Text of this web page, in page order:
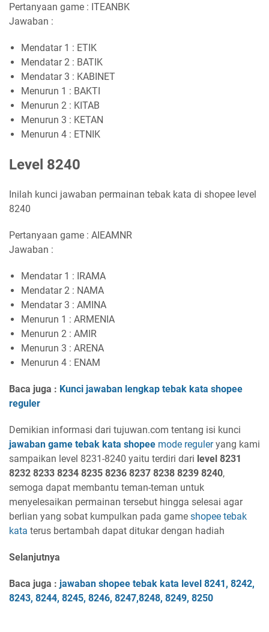
Pertanyaan game : ITEANBK
Jawaban :
Mendatar 1 : ETIK
Mendatar 2 : BATIK
Mendatar 3 : KABINET
Menurun 1 : BAKTI
Menurun 2 : KITAB
Menurun 3 : KETAN
Menurun 4 : ETNIK
Level 8240
Inilah kunci jawaban permainan tebak kata di shopee level
8240
Pertanyaan game : AIEAMNR
Jawaban :
Mendatar 1 : IRAMA
Mendatar 2 : NAMA
Mendatar 3 : AMINA
Menurun 1 : ARMENIA
Menurun 2 : AMIR
Menurun 3 : ARENA
Menurun 4 : ENAM
Baca juga : Kunci jawaban lengkap tebak kata shopee
reguler
Demikian informasi dari tujuwan.com tentang isi kunci
jawaban game tebak kata shopee mode reguleryang kami
sampaikan level 8231-8240 yaitu terdiri dari level 8231
8232 8233 8234 8235 8236 8237 8238 8239 8240,
semoga dapat membantu teman-teman untuk
menyelesaikan permainan tersebut hingga selesai agar
berlian yang sobat kumpulkan pada game shopee tebak
kata terus bertambah dapat ditukar dengan hadiah
Selanjutnya
Baca juga : jawaban shopee tebak kata level 8241, 8242,
8243, 8244, 8245, 8246, 8247,8248, 8249, 8250